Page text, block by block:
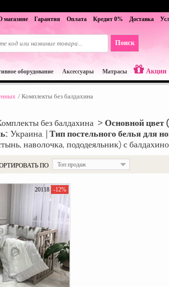
магазине Гарантия Оплата Кредит 0% Доставка
оборудование Аксессуары Матрасы Акции
/ Комплекты без балдахина
без балдахина > Основной цвет
: Украина. | Тип постельного белья для
наволочка, пододеяльник) с
ПО Топ продаж
20118 -12%